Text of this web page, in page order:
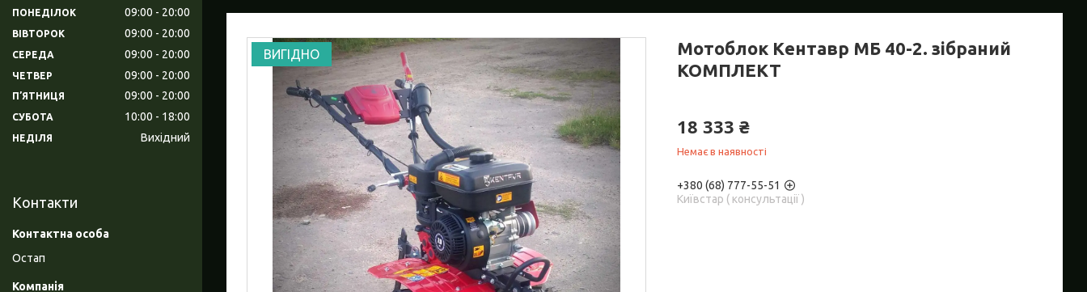
ВИГІДНО
Мотоблок Кентавр МБ 40-2. зібраний
КОМПЛЕКТ
18 333 ₴
Немає в наявності
+380 (68) 777-55-51
Київстар ( консультації )
ПОНЕДІЛОК 09:00 20:00
ВІВТОРОК 09:00 20:00
СЕРЕДА 09:00 20:00
ЧЕТВЕР 09:00 20:00
ПʼЯТНИЦЯ 09:00 20:00
СУБОТА 10:00 18:00
НЕДІЛЯ Вихідний
Контакти
Остап